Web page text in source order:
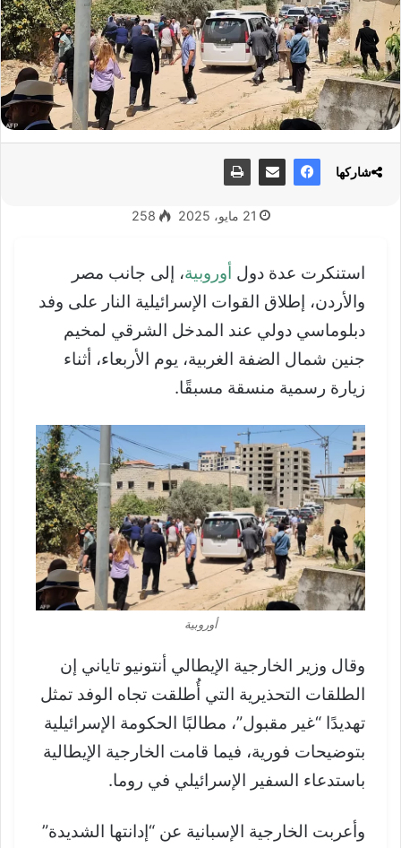
21 مايو، 2025 258
استنكرت عدة دول أوروبية، إلى جانب مصر
والأردن، إطلاق القوات الإسرائيلية النار على وفد
دبلوماسي دولي عند المدخل الشرقي لمخيم
جنين شمال الضفة الغربية، يوم الأربعاء، أثناء
زيارة رسمية منسقة مسبقًا.
أوروبية
وقال وزير الخارجية الإيطالي أنتونيو تاياني إن
الطلقات التحذيرية التي أُطلقت تجاه الوفد تمثل
تهديدًا “غير مقبول”، مطالبًا الحكومة الإسرائيلية
بتوضيحات فورية، فيما قامت الخارجية الإيطالية
باستدعاء السفير الإسرائيلي في روما.
وأعربت الخارجية الإسبانية عن “إدانتها الشديدة”
شاركها